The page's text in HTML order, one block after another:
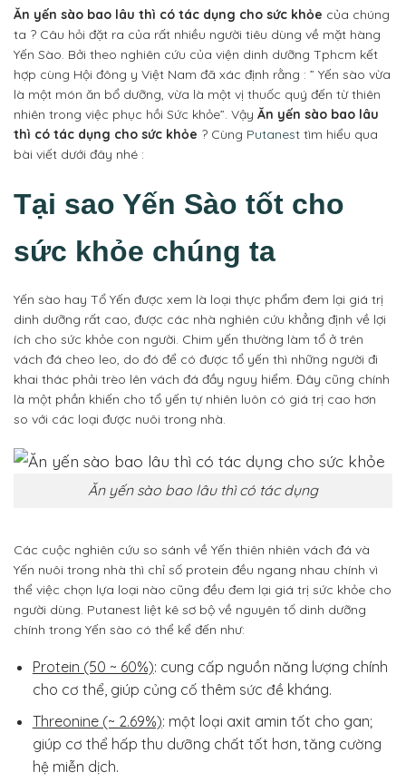
Ăn yến sào bao lâu thì có tác dụng cho sức khỏe của chúng
ta ? Câu hỏi đặt ra của rất nhiều người tiêu dùng về mặt hàng
Yến Sào. Bởi theo nghiên cứu của viện dinh dưỡng Tphcm kết
hợp cùng Hội đông y Việt Nam đã xác định rằng : ” Yến sào vừa
là một món ăn bổ dưỡng, vừa là một vị thuốc quý đến từ thiên
nhiên trong việc phục hồi Sức khỏe”. Vậy Ăn yến sào bao lâu
thì có tác dụng cho sức khỏe ? Cùng Putanest tìm hiểu qua
bài viết dưới đây nhé :
Tại sao Yến Sào tốt cho
sức khỏe chúng ta
Yến sào hay Tổ Yến được xem là loại thực phẩm đem lại giá trị
dinh dưỡng rất cao, được các nhà nghiên cứu khẳng định về lợi
ích cho sức khỏe con người. Chim yến thường làm tổ ở trên
vách đá cheo leo, do đó để có được tổ yến thì những người đi
khai thác phải trèo lên vách đá đầy nguy hiểm. Đây cũng chính
là một phần khiến cho tổ yến tự nhiên luôn có giá trị cao hơn
so với các loại được nuôi trong nhà.
Ăn yến sào bao lâu thì có tác dụng
Các cuộc nghiên cứu so sánh về Yến thiên nhiên vách đá và
Yến nuôi trong nhà thì chỉ số protein đều ngang nhau chính vì
thể việc chọn lựa loại nào cũng đều đem lại giá trị sức khỏe cho
người dùng. Putanest liệt kê sơ bộ về nguyên tố dinh dưỡng
chính trong Yến sào có thể kể đến như:
Protein (50 ~ 60%): cung cấp nguồn năng lượng chính
cho cơ thể, giúp củng cố thêm sức đề kháng.
Threonine (~ 2.69%): một loại axit amin tốt cho gan;
giúp cơ thể hấp thu dưỡng chất tốt hơn, tăng cường
hệ miễn dịch.